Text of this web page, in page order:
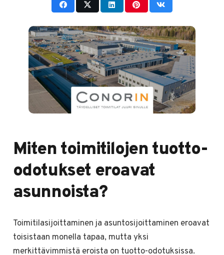
Miten toimitilojen tuotto-
odotukset eroavat
asunnoista?
Toimitilasijoittaminen ja asuntosijoittaminen eroavat
toisistaan monella tapaa, mutta yksi
merkittävimmistä eroista on tuotto-odotuksissa.